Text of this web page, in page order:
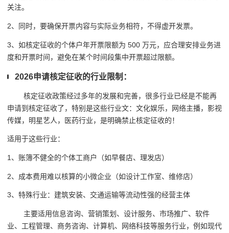
关注。
2、同时，要确保开票内容与实际业务相符，不得虚开发票。
3、如核定征收的个体户年开票限额为 500 万元，应合理安排业务进
度和开票时间，避免在某个时间段集中开票超过限额。
2026申请核定征收的行业限制：
核定征收政策经过多年的发展和完善，很多行业已经是不能再
申请到核定征收了，特别是这些行业文：文化娱乐，网络主播，影视
传媒，明星艺人，医药行业，是明确禁止核定征收的！
适用于这些行业：
1、账簿不健全的个体工商户（如早餐店、理发店）
2、成本费用难以核算的小微企业（如设计工作室、维修店）
3、特殊行业：建筑安装、交通运输等流动性强的经营主体
主要适用信息咨询、营销策划、设计服务、市场推广、软件
业、工程管理、商务咨询、计算机、网络科技等服务行业，例如现代